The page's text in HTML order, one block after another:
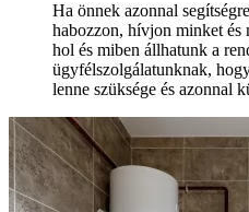
Ha önnek azonnal
habozzon, hívjon minket
hol és miben állhatunk a
ügyfélszolgálatunknak,
lenne szüksége és azonnal